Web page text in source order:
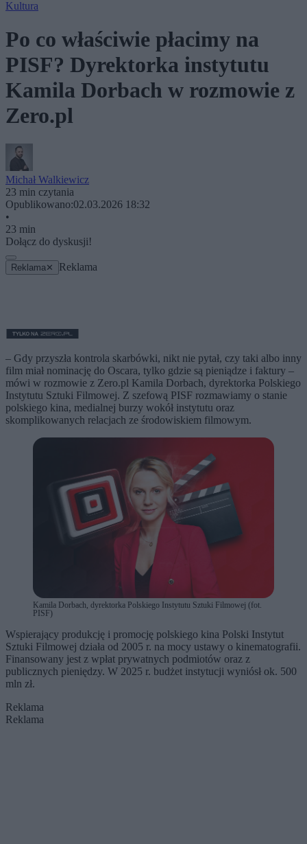
Kultura
Po co właściwie płacimy na
PISF? Dyrektorka instytutu
Kamila Dorbach w rozmowie z
Zero.pl
Michał Walkiewicz
23 min czytania
Opublikowano:02.03.2026 18:32
•
23 min
Dołącz do dyskusji!
Reklama ✕ Reklama
– Gdy przyszła kontrola skarbówki, nikt nie pytał, czy taki albo inny
film miał nominację do Oscara, tylko gdzie są pieniądze i faktury –
mówi w rozmowie z Zero.pl Kamila Dorbach, dyrektorka Polskiego
Instytutu Sztuki Filmowej. Z szefową PISF rozmawiamy o stanie
polskiego kina, medialnej burzy wokół instytutu oraz
skomplikowanych relacjach ze środowiskiem filmowym.
Kamila Dorbach, dyrektorka Polskiego Instytutu Sztuki Filmowej (fot.
PISF)
Wspierający produkcję i promocję polskiego kina Polski Instytut
Sztuki Filmowej działa od 2005 r. na mocy ustawy o kinematografii.
Finansowany jest z wpłat prywatnych podmiotów oraz z
publicznych pieniędzy. W 2025 r. budżet instytucji wyniósł ok. 500
mln zł.
Reklama
Reklama